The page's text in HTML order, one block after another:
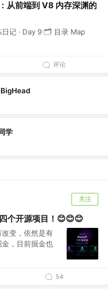
从前端到 V8 内存深渊的
记 · Day 9 🗂 目录 Map
评论
学
关注
个开源项目！😊😊😊
变，依然是有
，目前掘金也
54